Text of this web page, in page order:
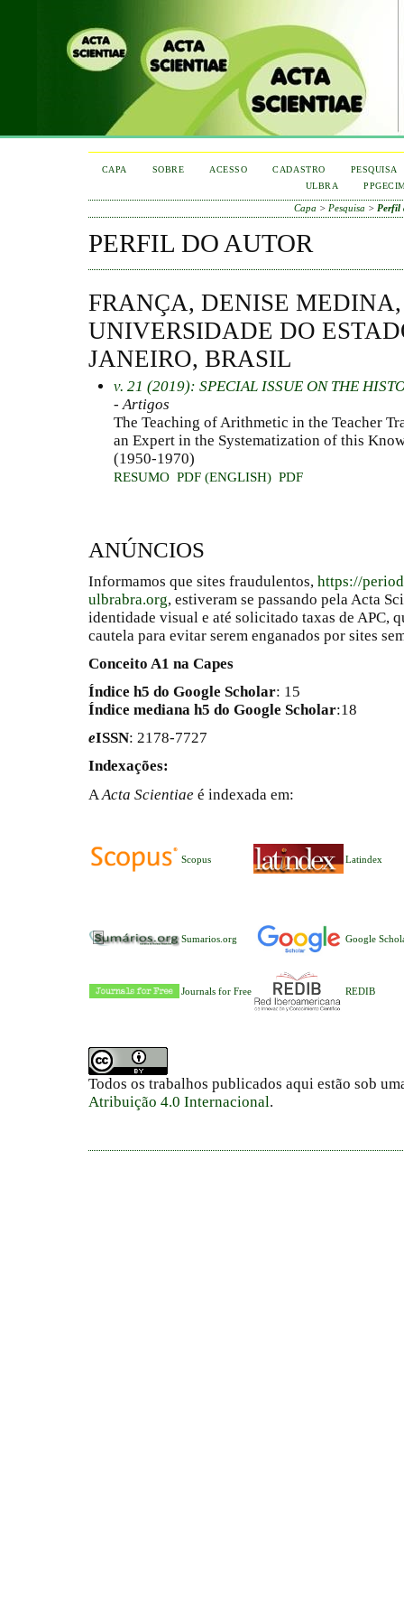
CAPA SOBRE ACESSO CADASTRO
PESQUISA
ULBRA
Capa > Pesquisa > Perfil
PERFIL DO AUTOR
FRANÇA, DENISE
UNIVERSIDADE DO
JANEIRO, BRASIL
v. 21 (2019): SPECIAL ISSUE ON THE
- Artigos
The Teaching of Arithmetic in the Teacher
an Expert in the Systematization of this
(1950-1970)
RESUMO PDF (ENGLISH) PDF
ANÚNCIOS
Informamos que sites fraudulentos, https://
ulbrabra.org, estiveram se passando pela Acta
identidade visual e até solicitado taxas de APC,
cautela para evitar serem enganados por sites
Conceito A1 na Capes
Índice h5 do Google Scholar: 15
Índice mediana h5 do Google Scholar:18
eISSN: 2178-7727
Indexações:
A Acta Scientiae é indexada em:
Scopus Latindex
Sumarios.org Google
Journals for Free REDIB
Todos os trabalhos publicados aqui estão sob
Atribuição 4.0 Internacional.